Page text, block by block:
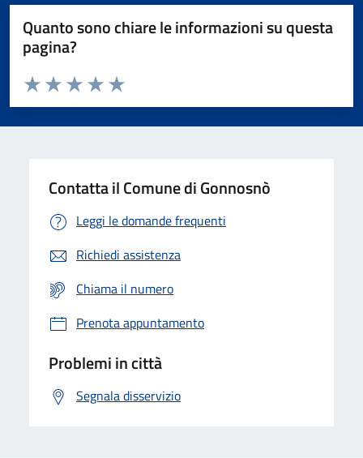
Quanto sono chiare le informazioni su questa
pagina?
Valuta da 1 a 5 stelle la pagina
Valuta 5 stelle su 5
Valuta 4 stelle su 5
Valuta 3 stelle su 5
Valuta 2 stelle su 5
Valuta 1 stelle su 5
Contatta il Comune di Gonnosnò
Leggi le domande frequenti
Richiedi assistenza
Chiama il numero
Prenota appuntamento
Problemi in città
Segnala disservizio